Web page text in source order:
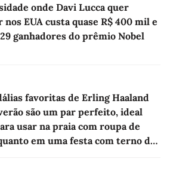
onde Davi Lucca quer
nos EUA custa quase R$ 400 mil e
ganhadores do prêmio Nobel
favoritas de Erling Haaland
são um par perfeito, ideal
usar na praia com roupa de
em uma festa com terno de